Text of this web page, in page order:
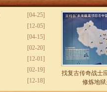
[04-25]
[12-05]
[04-15]
[02-20]
[12-01]
[02-19]
[12-18]
找复古传奇战士
修炼地